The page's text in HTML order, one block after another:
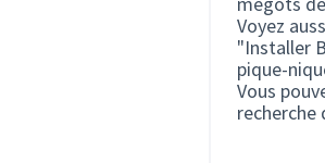
Voyez
"Installer
pique-
Vous